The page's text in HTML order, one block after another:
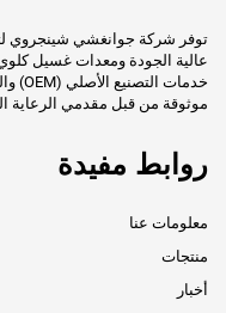
توفر شركة جوانغشي شينجروي
عالية الجودة ومعدات غسيل
موثوقة من قبل مقدمي الرعاية
روابط مفيدة
معلومات عنا
منتجات
أخبار